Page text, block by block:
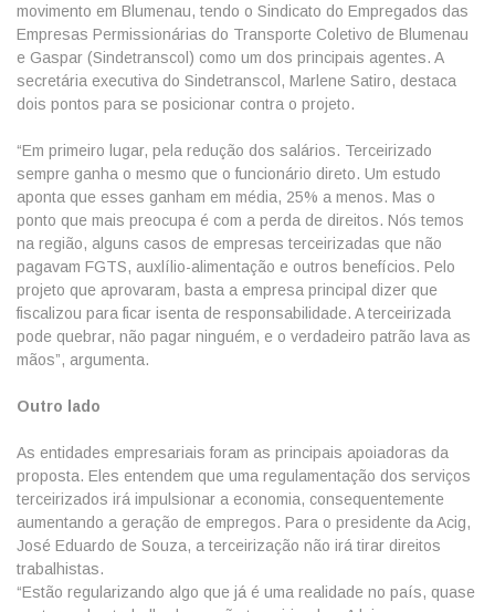
movimento em Blumenau, tendo o Sindicato do Empregados das
Empresas Permissionárias do Transporte Coletivo de Blumenau
e Gaspar (Sindetranscol) como um dos principais agentes. A
secretária executiva do Sindetranscol, Marlene Satiro, destaca
dois pontos para se posicionar contra o projeto.
“Em primeiro lugar, pela redução dos salários. Terceirizado
sempre ganha o mesmo que o funcionário direto. Um estudo
aponta que esses ganham em média, 25% a menos. Mas o
ponto que mais preocupa é com a perda de direitos. Nós temos
na região, alguns casos de empresas terceirizadas que não
pagavam FGTS, auxlílio-alimentação e outros benefícios. Pelo
projeto que aprovaram, basta a empresa principal dizer que
fiscalizou para ficar isenta de responsabilidade. A terceirizada
pode quebrar, não pagar ninguém, e o verdadeiro patrão lava as
mãos”, argumenta.
Outro lado
As entidades empresariais foram as principais apoiadoras da
proposta. Eles entendem que uma regulamentação dos serviços
terceirizados irá impulsionar a economia, consequentemente
aumentando a geração de empregos. Para o presidente da Acig,
José Eduardo de Souza, a terceirização não irá tirar direitos
trabalhistas.
“Estão regularizando algo que já é uma realidade no país, quase